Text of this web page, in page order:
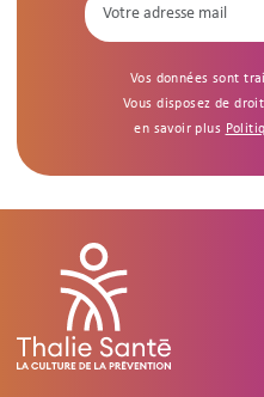
Vos données sont
Vous disposez de
en savoir plus